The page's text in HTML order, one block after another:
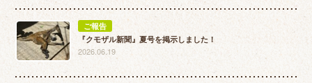
ご報告
『クモザル新聞』夏号を掲示しました！
2026.06.19